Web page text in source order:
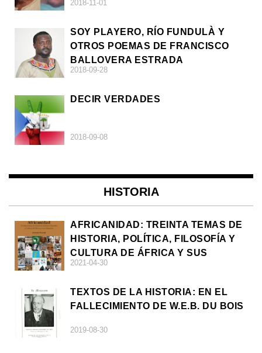
2018-11-01
SOY PLAYERO, RÍO FUNDULÀ Y
OTROS POEMAS DE FRANCISCO
BALLOVERA ESTRADA
2018-09-28
DECIR VERDADES
2018-09-08
HISTORIA
AFRICANIDAD: TREINTA TEMAS DE
HISTORIA, POLÍTICA, FILOSOFÍA Y
CULTURA DE ÁFRICA Y SUS
DIÁSPORAS
2021-04-30
TEXTOS DE LA HISTORIA: EN EL
FALLECIMIENTO DE W.E.B. DU BOIS
2019-08-30